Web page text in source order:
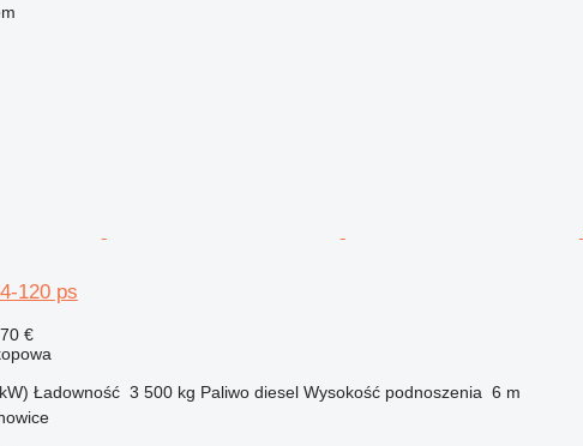
120 ps
€
Ładowność 3 500 kg Paliwo diesel Wysokość podnoszenia 6 m